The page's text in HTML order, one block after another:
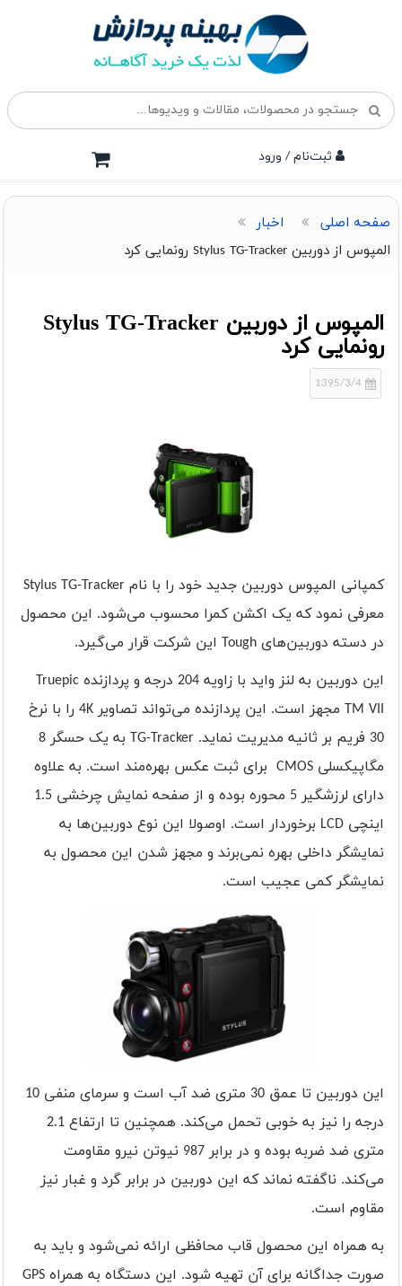
ثبت‌نام / ورود
صفحه اصلی
اخبار
المپوس از دوربین Stylus TG-Tracker رونمایی کرد
المپوس از دوربین Stylus TG-Tracker
رونمایی کرد
کمپانی المپوس دوربین جدید خود را با نام Stylus TG-Tracker
معرفی نمود که یک اکشن کمرا محسوب می‌شود. این محصول
در دسته دوربین‌های Tough این شرکت قرار می‌گیرد.
این دوربین به لنز واید با زاویه 204 درجه و پردازنده
Truepic
TM VII مجهز است. این پردازنده می‌تواند تصاویر 4K را با نرخ
30 فریم بر ثانیه مدیریت نماید.
TG-Tracker
به یک حسگر 8
مگاپیکسلی CMOS برای ثبت عکس بهره‌مند است. به علاوه
دارای لرزشگیر 5 محوره بوده و از صفحه نمایش چرخشی 1.5
اینچی LCD برخوردار است. اوصولا این نوع دوربین‌ها به
نمایشگر داخلی بهره نمی‌برند و مجهز شدن این محصول به
نمایشگر کمی عجیب است.
این دوربین تا عمق 30 متری ضد آب است و سرمای منفی 10
درجه را نیز به خوبی تحمل می‌کند. همچنین تا ارتفاع 2.1
متری ضد ضربه بوده و در برابر 987 نیوتن نیرو مقاومت
می‌کند. ناگفته نماند که این دوربین در برابر گرد و غبار نیز
مقاوم است.
به همراه این محصول قاب محافظی ارائه نمی‌شود و باید به
صورت جداگانه برای آن تهیه شود. این دستگاه به همراه GPS